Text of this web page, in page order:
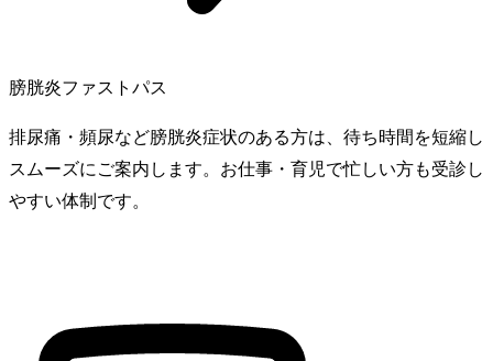
膀胱炎ファストパス
排尿痛・頻尿など膀胱炎症状のある方は、待ち時間を短縮し
スムーズにご案内します。お仕事・育児で忙しい方も受診し
やすい体制です。